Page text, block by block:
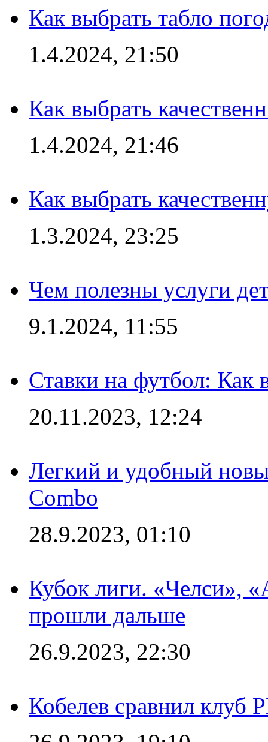
Как выбрать табло
1.4.2024, 21:50
Как выбрать
1.4.2024, 21:46
Как выбрать
1.3.2024, 23:25
Чем полезны услуги
9.1.2024, 11:55
Ставки на футбол: Как
20.11.2023, 12:24
Легкий и удобный
Combo
28.9.2023, 01:10
Кубок лиги. «Челси»,
прошли дальше
26.9.2023, 22:30
Кобелев сравнил клуб